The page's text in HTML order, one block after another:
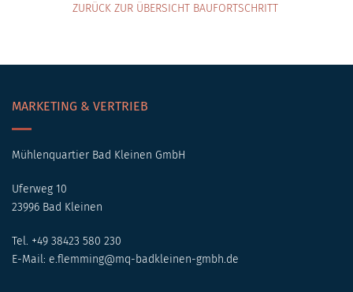
ZURÜCK ZUR ÜBERSICHT BAUFORTSCHRITT
MARKETING & VERTRIEB
Mühlenquartier Bad Kleinen GmbH
Uferweg 10
23996 Bad Kleinen
Tel. +49 38423 580 230
E-Mail: e.flemming@mq-badkleinen-gmbh.de